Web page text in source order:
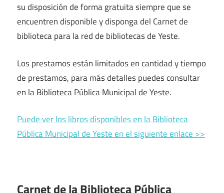
su disposición de forma gratuita siempre que se
encuentren disponible y disponga del Carnet de
biblioteca para la red de bibliotecas de Yeste.
Los prestamos están limitados en cantidad y tiempo
de prestamos, para más detalles puedes consultar
en la Biblioteca Pública Municipal de Yeste.
Puede ver los libros disponibles en la Biblioteca
Pública Municipal de Yeste en el siguiente enlace >>
Carnet de la Biblioteca Pública